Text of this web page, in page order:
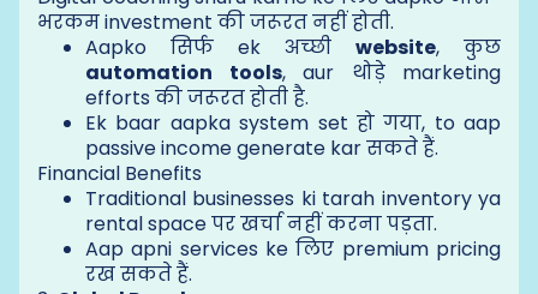
भरकम investment की जरूरत नहीं होती.
Aapko सिर्फ ek अच्छी website, कुछ
automation tools, aur थोड़े marketing
efforts की जरूरत होती है.
Ek baar aapka system set हो गया, to aap
passive income generate kar सकते हैं.
Financial Benefits
Traditional businesses ki tarah inventory ya
rental space पर खर्चा नहीं करना पड़ता.
Aap apni services ke लिए premium pricing
रख सकते हैं.